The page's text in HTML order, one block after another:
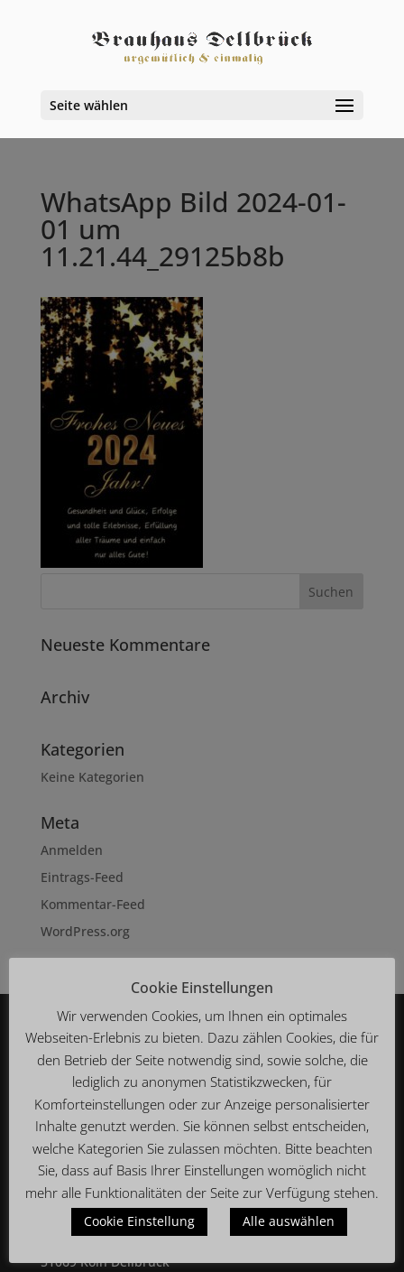
Seite wählen
WhatsApp Bild 2024-01-
01 um
11.21.44_29125b8b
Neueste Kommentare
Archiv
Kategorien
Keine Kategorien
Meta
Anmelden
Eintrags-Feed
Kommentar-Feed
WordPress.org
WIR SIND FÜR SIE DA
Montag – Sonntag
10:30 bis 0:00 Uhr
(Küche von 11:30 bis 23:00 Uhr)
KONTAKT
Restaurant
Brauhaus Dellbrück
51069 Köln Dellbrück
Cookie Einstellungen
Wir verwenden Cookies, um Ihnen ein optimales
Webseiten-Erlebnis zu bieten. Dazu zählen Cookies, die für
den Betrieb der Seite notwendig sind, sowie solche, die
lediglich zu anonymen Statistikzwecken, für
Komforteinstellungen oder zur Anzeige personalisierter
Inhalte genutzt werden. Sie können selbst entscheiden,
welche Kategorien Sie zulassen möchten. Bitte beachten
Sie, dass auf Basis Ihrer Einstellungen womöglich nicht
mehr alle Funktionalitäten der Seite zur Verfügung stehen.
Cookie Einstellung Alle auswählen